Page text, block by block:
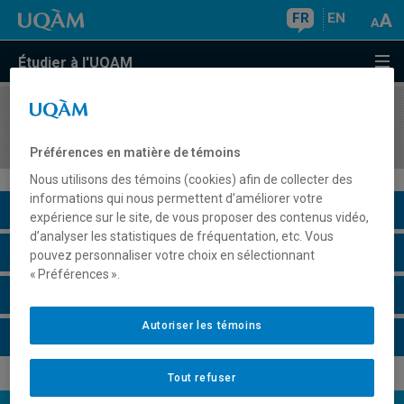
FR EN
Étudier à l'UQAM
COURS//
Description du cours
Horaire - Été 2026
Préférences en matière de témoins
Nous utilisons des témoins (cookies) afin de collecter des
informations qui nous permettent d’améliorer votre
expérience sur le site, de vous proposer des contenus vidéo,
d’analyser les statistiques de fréquentation, etc. Vous
pouvez personnaliser votre choix en sélectionnant
« Préférences ».
Tout refuser
Autoriser les témoins